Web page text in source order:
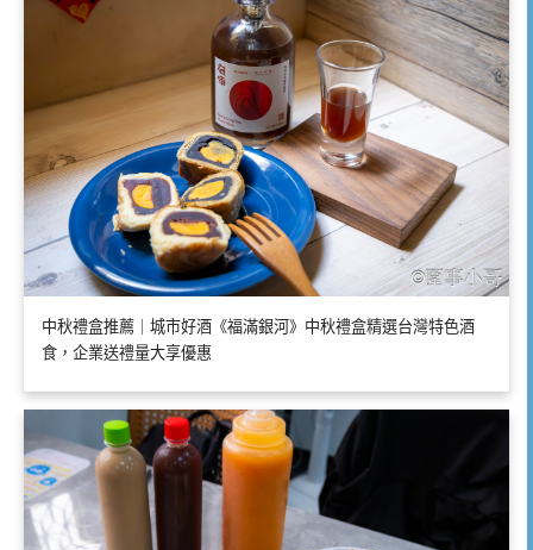
中秋禮盒推薦｜城市好酒《福滿銀河》中秋禮盒精選台灣特色酒
食，企業送禮量大享優惠